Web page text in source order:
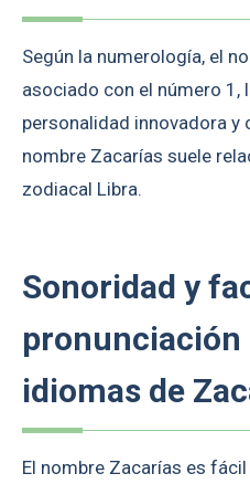
Según la numerología, el
asociado con el número 1,
personalidad innovadora y
nombre Zacarías suele
zodiacal Libra.
Sonoridad y
idiomas de
El nombre Zacarías es